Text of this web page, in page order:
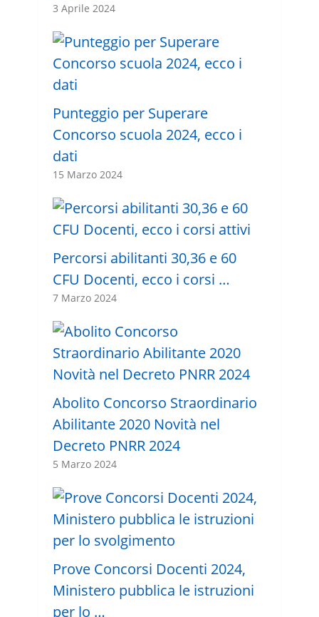
3 Aprile 2024
Punteggio per Superare
Concorso scuola 2024, ecco i
dati
15 Marzo 2024
Percorsi abilitanti 30,36 e 60
CFU Docenti, ecco i corsi …
7 Marzo 2024
Abolito Concorso Straordinario
Abilitante 2020 Novità nel
Decreto PNRR 2024
5 Marzo 2024
Prove Concorsi Docenti 2024,
Ministero pubblica le istruzioni
per lo …